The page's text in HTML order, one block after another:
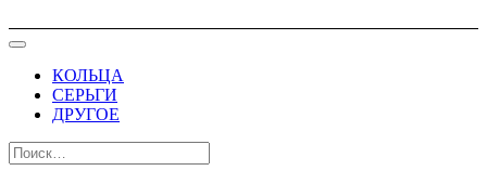
КОЛЬЦА
СЕРЬГИ
ДРУГОЕ